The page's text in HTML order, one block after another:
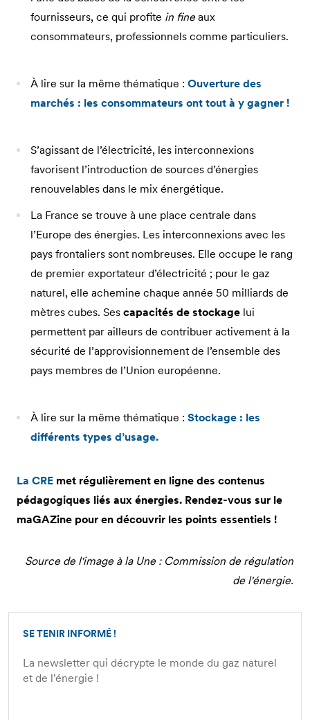
fournisseurs, ce qui profite in fine aux
consommateurs, professionnels comme particuliers.
À lire sur la même thématique : Ouverture des
marchés : les consommateurs ont tout à y gagner !
S’agissant de l’électricité, les interconnexions
favorisent l’introduction de sources d’énergies
renouvelables dans le mix énergétique.
La France se trouve à une place centrale dans
l’Europe des énergies. Les interconnexions avec les
pays frontaliers sont nombreuses. Elle occupe le rang
de premier exportateur d’électricité ; pour le gaz
naturel, elle achemine chaque année 50 milliards de
mètres cubes. Ses capacités de stockage lui
permettent par ailleurs de contribuer activement à la
sécurité de l’approvisionnement de l’ensemble des
pays membres de l’Union européenne.
À lire sur la même thématique : Stockage : les
différents types d’usage.
La CRE met régulièrement en ligne des contenus
pédagogiques liés aux énergies. Rendez-vous sur le
maGAZine pour en découvrir les points essentiels !
Source de l'image à la Une : Commission de régulation
de l'énergie.
SE TENIR INFORMÉ !
La newsletter qui décrypte le monde du gaz naturel
et de l'énergie !